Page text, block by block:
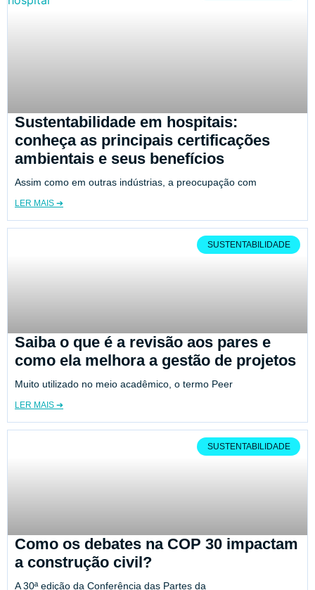
Sustentabilidade em hospitais:
conheça as principais certificações
ambientais e seus benefícios
Assim como em outras indústrias, a preocupação com
LER MAIS ➔
SUSTENTABILIDADE
Saiba o que é a revisão aos pares e
como ela melhora a gestão de projetos
Muito utilizado no meio acadêmico, o termo Peer
LER MAIS ➔
SUSTENTABILIDADE
Como os debates na COP 30 impactam
a construção civil?
A 30ª edição da Conferência das Partes da